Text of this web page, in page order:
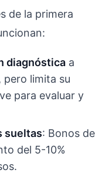
de la primera
diagnóstica a
limita su
para evaluar y
sueltas: Bonos de
del 5-10%